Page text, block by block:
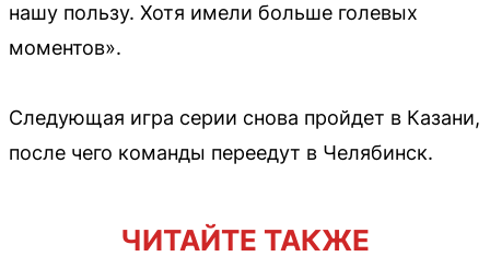
нашу пользу. Хотя имели больше голевых
моментов».
Следующая игра серии снова пройдет в Казани,
после чего команды переедут в Челябинск.
ЧИТАЙТЕ ТАКЖЕ